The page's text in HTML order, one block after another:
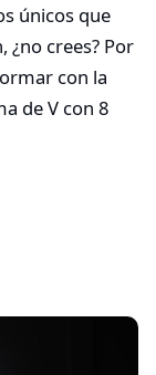
únicos que
crees? Por
con la
de V con 8